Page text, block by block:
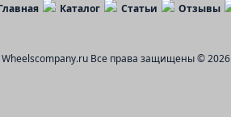
Каталог Статьи Отзывы
Wheelscompany.ru Все права защищены © 2026